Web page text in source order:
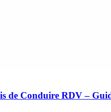
de Conduire RDV –